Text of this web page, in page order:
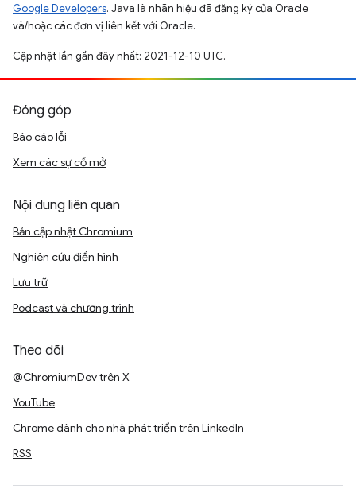
Google Developers. Java là nhãn hiệu đã đăng ký của Oracle
và/hoặc các đơn vị liên kết với Oracle.
Cập nhật lần gần đây nhất: 2021-12-10 UTC.
Đóng góp
Báo cáo lỗi
Xem các sự cố mở
Nội dung liên quan
Bản cập nhật Chromium
Nghiên cứu điển hình
Lưu trữ
Podcast và chương trình
Theo dõi
@ChromiumDev trên X
YouTube
Chrome dành cho nhà phát triển trên LinkedIn
RSS